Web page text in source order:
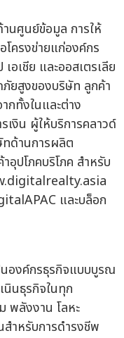
ศูนย์ข้อมูล การให้
โครงข่ายแก่องค์กร
อเชีย และออสเตรเลีย
ยสูงของบริษัท ลูกค้า
กทั้งในและต่าง
เงิน ผู้ให้บริการคลาวด์
ทด้านการผลิต
อุปโภคบริโภค สำหรับ
และบล็อก
งค์กรธุรกิจแบบบูรณ
นินธุรกิจในทุก
พลังงาน โลหะ
ำหรับการดำรงชีพ